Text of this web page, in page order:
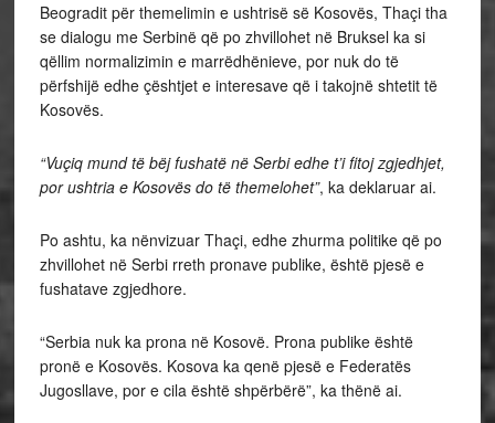
Beogradit për themelimin e ushtrisë së Kosovës, Thaçi tha
se dialogu me Serbinë që po zhvillohet në Bruksel ka si
qëllim normalizimin e marrëdhënieve, por nuk do të
përfshijë edhe çështjet e interesave që i takojnë shtetit të
Kosovës.
“Vuçiq mund të bëj fushatë në Serbi edhe t’i fitoj zgjedhjet,
por ushtria e Kosovës do të themelohet”, ka deklaruar ai.
Po ashtu, ka nënvizuar Thaçi, edhe zhurma politike që po
zhvillohet në Serbi rreth pronave publike, është pjesë e
fushatave zgjedhore.
“Serbia nuk ka prona në Kosovë. Prona publike është
pronë e Kosovës. Kosova ka qenë pjesë e Federatës
Jugosllave, por e cila është shpërbërë”, ka thënë ai.